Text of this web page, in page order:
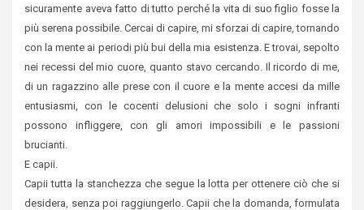
sicuramente aveva fatto di tutto perché la vita di suo figlio fosse la
più serena possibile. Cercai di capire, mi sforzai di capire, tornando
con la mente ai periodi più bui della mia esistenza. E trovai, sepolto
nei recessi del mio cuore, quanto stavo cercando. Il ricordo di me,
di un ragazzino alle prese con il cuore e la mente accesi da mille
entusiasmi, con le cocenti delusioni che solo i sogni infranti
possono infliggere, con gli amori impossibili e le passioni
brucianti.
E capii.
Capii tutta la stanchezza che segue la lotta per ottenere ciò che si
desidera, senza poi raggiungerlo. Capii che la domanda, formulata